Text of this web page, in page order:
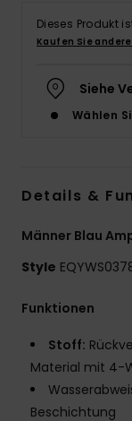
Dieses Produkt
Kaufen Sie
Siehe
Wählen
Details &
Männer Blau
Style
Funktionen
Stoff:
Material mit 4-
Beschichtung